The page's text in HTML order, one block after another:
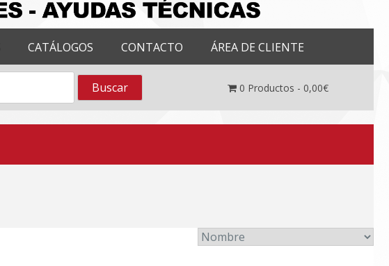
CATÁLOGOS CONTACTO ÁREA DE CLIENTE
0 Productos - 0,00€